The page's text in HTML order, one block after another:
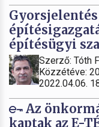
Gyorsjelentés
építésügyi
Szerző: Tóth
Közzétéve:
2022.04.06.
Az
kaptak az E-